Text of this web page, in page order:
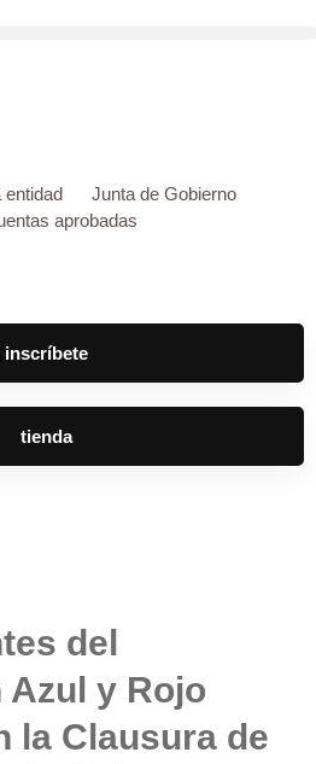
entidad
Junta de Gobierno
aprobadas
inscríbete
tienda
del
y Rojo
la Clausura de